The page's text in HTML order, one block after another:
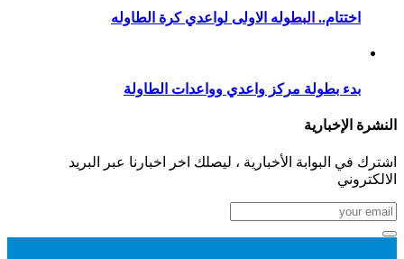
اختتام.. البطوله الاولى لواعدي كرة الطاوله
بدء بطولة مركز واعدي وواعدات الطاولة
النشرة الإخبارية
اشترك في البوابة الأخبارية ، ليصلك اخر اخبارنا عبر البريد
الالكتروني